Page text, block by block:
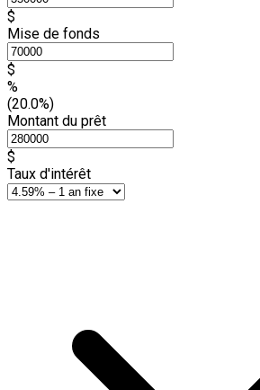
$
Mise de fonds
$
%
(20.0%)
Montant du prêt
$
Taux d'intérêt